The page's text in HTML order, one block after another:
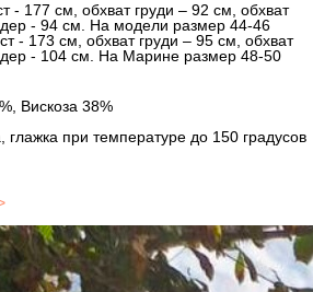
- 177 см, обхват груди – 92 см, обхват
- 94 см. На модели размер 44-46
- 173 см, обхват груди – 95 см, обхват
- 104 см. На Марине размер 48-50
Вискоза 38%
глажка при температуре до 150 градусов